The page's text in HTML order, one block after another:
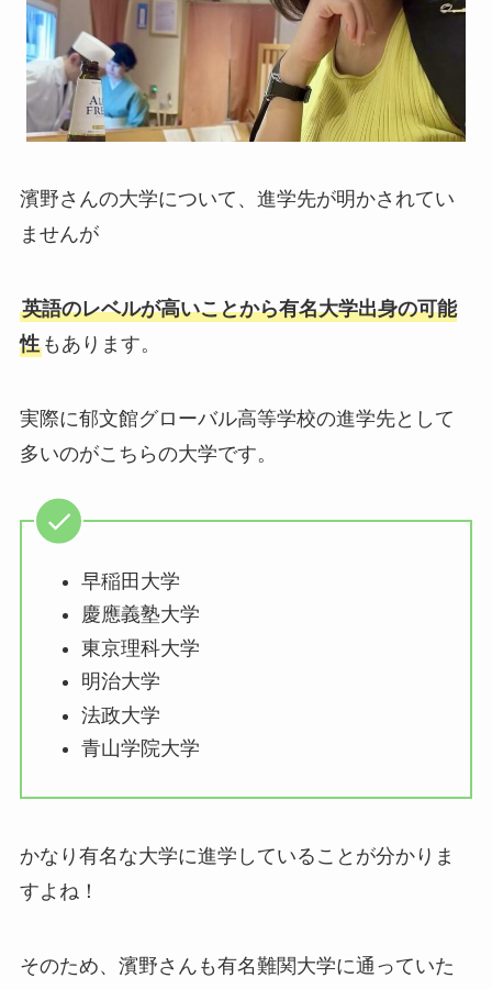
濱野さんの大学について、進学先が明かされてい
ませんが
英語のレベルが高いことから有名大学出身の可能
性もあります。
実際に郁文館グローバル高等学校の進学先として
多いのがこちらの大学です。
早稲田大学
慶應義塾大学
東京理科大学
明治大学
法政大学
青山学院大学
かなり有名な大学に進学していることが分かりま
すよね！
そのため、濱野さんも有名難関大学に通っていた